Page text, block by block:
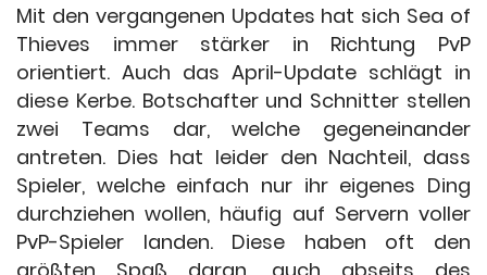
Mit den vergangenen Updates hat sich Sea of
Thieves immer stärker in Richtung PvP
orientiert. Auch das April-Update schlägt in
diese Kerbe. Botschafter und Schnitter stellen
zwei Teams dar, welche gegeneinander
antreten. Dies hat leider den Nachteil, dass
Spieler, welche einfach nur ihr eigenes Ding
durchziehen wollen, häufig auf Servern voller
PvP-Spieler landen. Diese haben oft den